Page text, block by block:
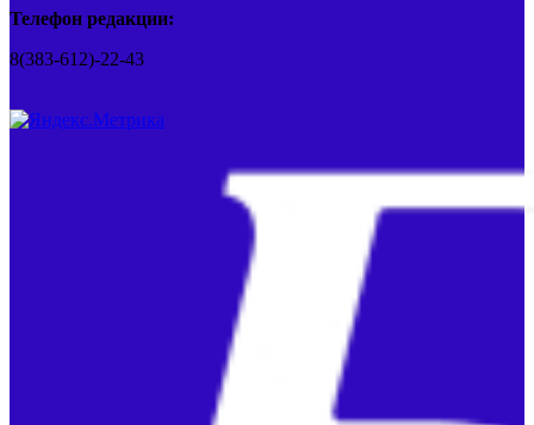
Телефон редакции:
8(383-612)-22-43